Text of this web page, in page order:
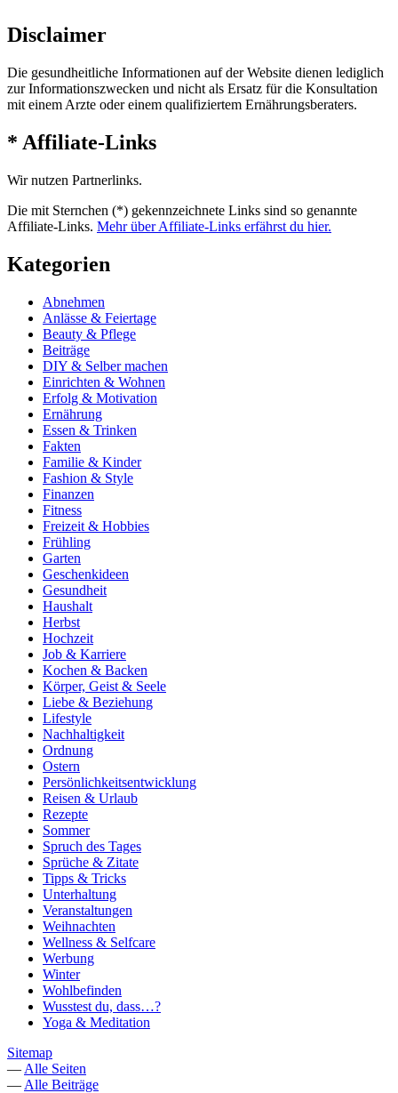
Disclaimer
Die gesundheitliche Informationen auf der Website dienen lediglich
zur Informationszwecken und nicht als Ersatz für die Konsultation
mit einem Arzte oder einem qualifiziertem Ernährungsberaters.
* Affiliate-Links
Wir nutzen Partnerlinks.
Die mit Sternchen (*) gekennzeichnete Links sind so genannte
Affiliate-Links. Mehr über Affiliate-Links erfährst du hier.
Kategorien
Abnehmen
Anlässe & Feiertage
Beauty & Pflege
Beiträge
DIY & Selber machen
Einrichten & Wohnen
Erfolg & Motivation
Ernährung
Essen & Trinken
Fakten
Familie & Kinder
Fashion & Style
Finanzen
Fitness
Freizeit & Hobbies
Frühling
Garten
Geschenkideen
Gesundheit
Haushalt
Herbst
Hochzeit
Job & Karriere
Kochen & Backen
Körper, Geist & Seele
Liebe & Beziehung
Lifestyle
Nachhaltigkeit
Ordnung
Ostern
Persönlichkeitsentwicklung
Reisen & Urlaub
Rezepte
Sommer
Spruch des Tages
Sprüche & Zitate
Tipps & Tricks
Unterhaltung
Veranstaltungen
Weihnachten
Wellness & Selfcare
Werbung
Winter
Wohlbefinden
Wusstest du, dass…?
Yoga & Meditation
Sitemap
— Alle Seiten
— Alle Beiträge